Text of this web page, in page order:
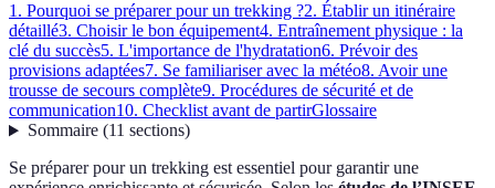
1. Pourquoi se préparer pour un trekking ?2. Établir un itinéraire
détaillé3. Choisir le bon équipement4. Entraînement physique : la
clé du succès5. L'importance de l'hydratation6. Prévoir des
provisions adaptées7. Se familiariser avec la météo8. Avoir une
trousse de secours complète9. Procédures de sécurité et de
communication10. Checklist avant de partirGlossaire
Sommaire(11 sections)
Se préparer pour un trekking est essentiel pour garantir une